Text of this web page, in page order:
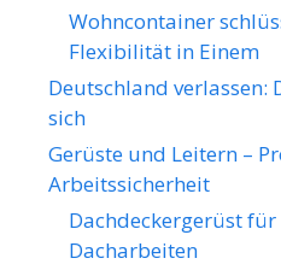
Wohncontainer
Flexibilität in Einem
Deutschland verlassen:
sich
Gerüste und Leitern –
Arbeitssicherheit
Dachdeckergerüst
Dacharbeiten